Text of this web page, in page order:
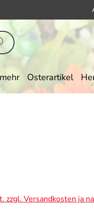
Osterartikel
zzgl. Versandkosten ja